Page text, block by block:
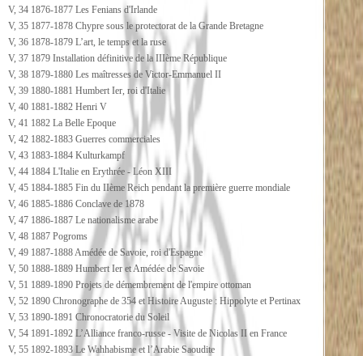
V, 34 1876-1877 Les Fenians d'Irlande
V, 35 1877-1878 Chypre sous le protectorat de la Grande Bretagne
V, 36 1878-1879 L’art, le temps et la ruse
V, 37 1879 Installation définitive de la IIIème République
V, 38 1879-1880 Les maîtresses de Victor-Emmanuel II
V, 39 1880-1881 Humbert Ier, roi d'Italie
V, 40 1881-1882 Henri V
V, 41 1882 La Belle Epoque
V, 42 1882-1883 Guerres commerciales
V, 43 1883-1884 Kulturkampf
V, 44 1884 L'Italie en Erythrée - Léon XIII
V, 45 1884-1885 Fin du IIème Reich pendant la première guerre mondiale
V, 46 1885-1886 Conclave de 1878
V, 47 1886-1887 Le nationalisme arabe
V, 48 1887 Pogroms
V, 49 1887-1888 Amédée de Savoie, roi d'Espagne
V, 50 1888-1889 Humbert Ier et Amédée de Savoie
V, 51 1889-1890 Projets de démembrement de l'empire ottoman
V, 52 1890 Chronographe de 354 et Histoire Auguste : Hippolyte et Pertinax
V, 53 1890-1891 Chronocratorie du Soleil
V, 54 1891-1892 L’Alliance franco-russe - Visite de Nicolas II en France
V, 55 1892-1893 Le Wahhabisme et l’Arabie Saoudite